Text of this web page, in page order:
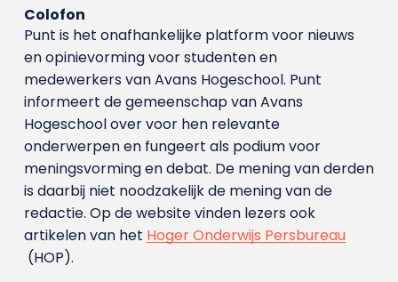
Colofon
Punt is het onafhankelijke platform voor nieuws
en opinievorming voor studenten en
medewerkers van Avans Hoge­school. Punt
informeert de gemeenschap van Avans
Hogeschool over voor hen relevante
onderwerpen en fungeert als podium voor
meningsvorming en debat. De mening van derden
is daarbij niet noodzakelijk de mening van de
redactie. Op de website vinden lezers ook
artikelen van het Hoger Onderwijs Persbureau
(HOP).